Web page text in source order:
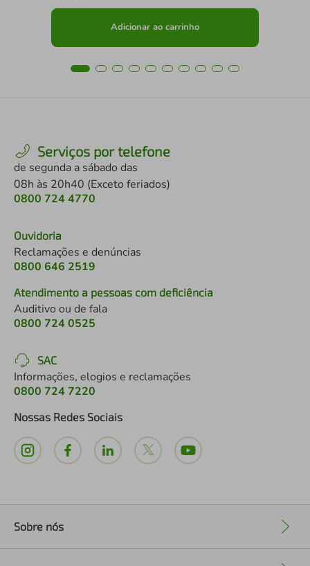
Adicionar ao carrinho
Serviços por telefone
de segunda a sábado das
08h às 20h40 (Exceto feriados)
0800 724 4770
Ouvidoria
Reclamações e denúncias
0800 646 2519
Atendimento a pessoas com deficiência
Auditivo ou de fala
0800 724 0525
SAC
Informações, elogios e reclamações
0800 724 7220
Nossas Redes Sociais
Sobre nós